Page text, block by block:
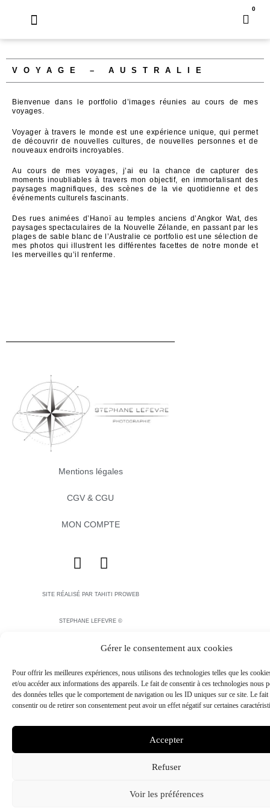
Gérer le consentement aux cookies
Pour offrir les meilleures expériences, nous utilisons des technologies telles que les
et/ou accéder aux informations des appareils. Le fait de consentir à ces technologies nous
des données telles que le comportement de navigation ou les ID uniques sur ce site. Le fait
consentir ou de retirer son consentement peut avoir un effet négatif sur certaines
Accepter
Refuser
Voir les préférences
0
VOYAGE – AUSTRALIE
Bienvenue dans le portfolio d’images réunies au cours de mes
voyages.
Voyager à travers le monde est une expérience unique, qui permet
de découvrir de nouvelles cultures, de nouvelles personnes et de
nouveaux endroits incroyables.
Au cours de mes voyages, j’ai eu la chance de capturer des
moments inoubliables à travers mon objectif, en immortalisant des
paysages magnifiques, des scènes de la vie quotidienne et des
événements culturels fascinants.
Des rues animées d’Hanoï au temples anciens d’Angkor Wat, des
paysages spectaculaires de la Nouvelle Zélande, en passant par les
plages de sable blanc de l’Australie ce portfolio est une sélection de
mes photos qui illustrent les différentes facettes de notre monde et
les merveilles qu’il renferme.
Mentions légales
CGV & CGU
MON COMPTE
F
c
b
k
I
s
a
r
a
m
SITE RÉALISÉ PAR TAHITI PROWEB
STEPHANE LEFEVRE ©